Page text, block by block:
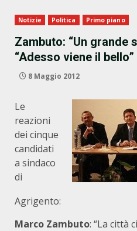
Notizie Politica Primo piano
Zambuto: “Un grande
“Adesso viene il bello”
8 Maggio 2012
Le
reazioni
dei cinque
candidati
a sindaco
di
Agrigento:
Marco Zambuto: “La città